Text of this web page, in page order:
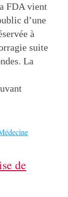
FDA vient
d’une
à
suite
La
de